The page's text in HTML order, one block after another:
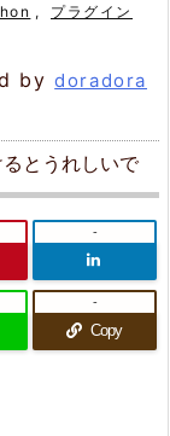
, プラグイン
bydoradora
とうれしいで
-
Copy
-